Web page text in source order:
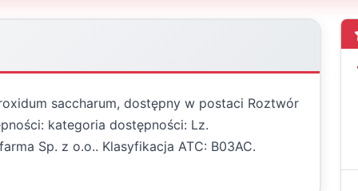
saccharum, dostępny w postaci Roztwór
kategoria dostępności: Lz.
Sp. z o.o.. Klasyfikacja ATC: B03AC.